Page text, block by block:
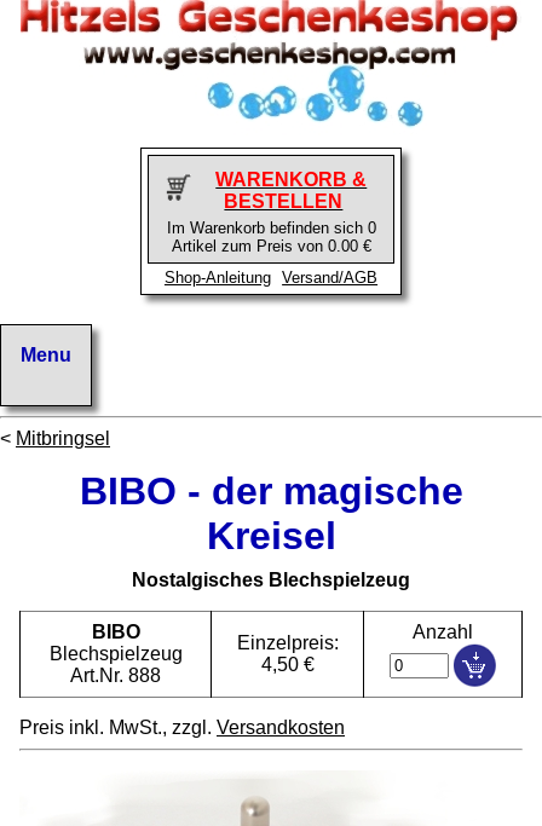
WARENKORB &
BESTELLEN
Im Warenkorb befinden sich 0
Artikel zum Preis von 0.00 €
Shop-Anleitung
Versand/AGB
< Mitbringsel
BIBO - der magische
Kreisel
Nostalgisches Blechspielzeug
BIBO
Blechspielzeug
Art.Nr. 888
Einzelpreis:
4,50 €
Anzahl
Preis inkl. MwSt., zzgl. Versandkosten